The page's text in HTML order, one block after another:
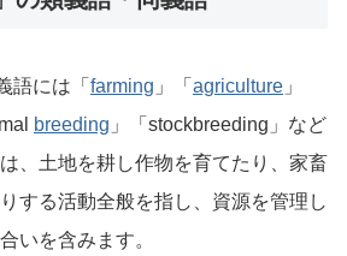
語には「 farming 」「 agriculture 」
breeding 」「stockbreeding」など
、土地を耕し作物を育てたり、家畜
する活動全般を指し、資源を管理し
いを含みます。